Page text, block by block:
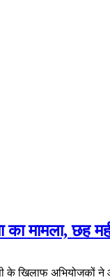
मामला, छह
के खिलाफ अभियोजकों